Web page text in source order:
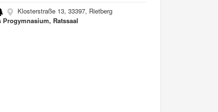
Klosterstraße 13, 33397, Rietberg
Progymnasium, Ratssaal